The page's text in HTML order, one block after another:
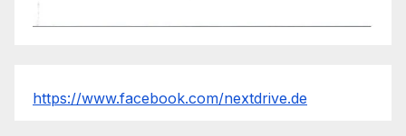
https://www.facebook.com/nextdrive.de